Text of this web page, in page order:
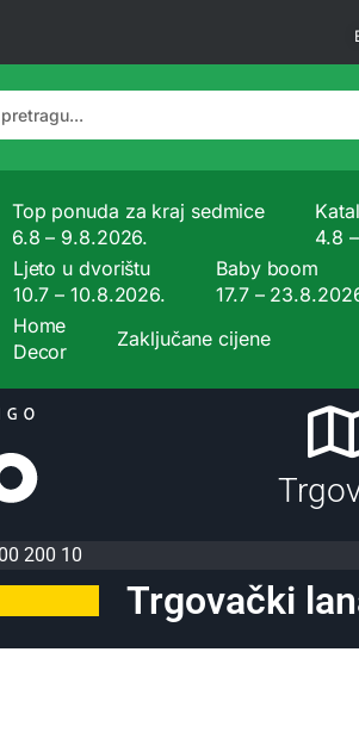
Top ponuda za kraj sedmice
6.8 – 9.8.2026.
4.8
Ljeto u dvorištu
10.7 – 10.8.2026.
Baby boom
17.7 –
Home
Decor
Zaključane cijene
200 10
Trgovački